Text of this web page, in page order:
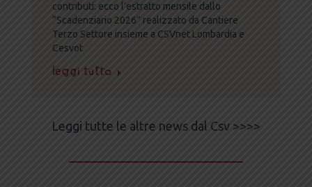
contributi: ecco l’estratto mensile dallo
“Scadenziario 2026” realizzato da Cantiere
Terzo Settore insieme a CSVnet Lombardia e
Cesvot
Leggi tutto
Leggi tutte le altre news dal Csv >>>>